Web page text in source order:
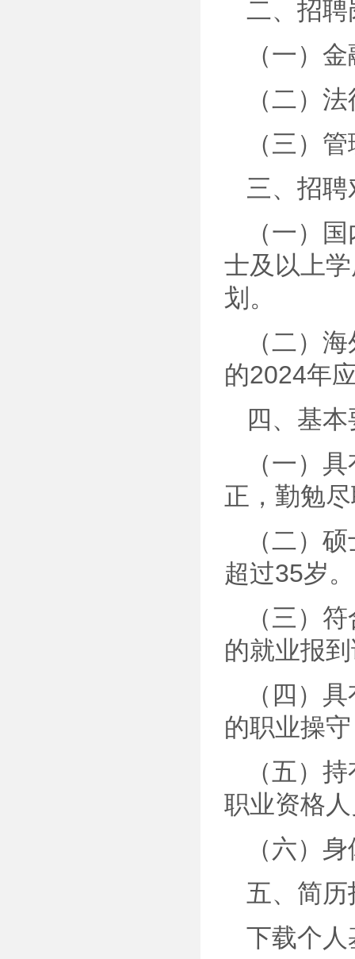
二、招聘
（一）
（二）
（三）
三、招聘
（一）
士及以上
划。
（二）
的2024年
四、基
（一）
正，勤勉
（二）
超过35岁。
（三）
的就业报
（四）
的职业操
（五）
职业资格
（六）
五、简
下载个